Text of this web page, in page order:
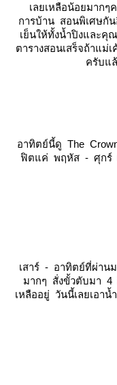
เลยเหลือน้อยมาก
การบ้าน สอนพิเศษกัน
เย็นให้ทั้งน้ำปิงและ
ตารางสอนเสร็จถ้าแ
ครับแ
อาทิตย์นี้ดู The
ฟิตแค่ พฤหัส - ศุกร์ เ
เสาร์ - อาทิตย์ที่ผ่าน
มากๆ สั่งขั้วตับมา 4
เหลืออยู่ วันนี้เลยเอา